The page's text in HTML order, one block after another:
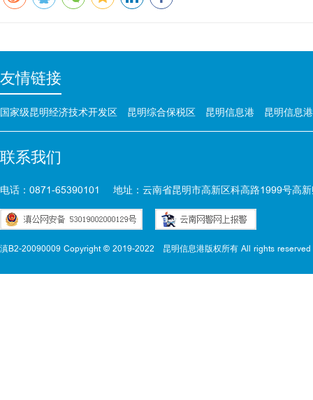
友情链接
国家级昆明经济技术开发区 昆明综合保税区 昆明信息港 昆明信息
联系我们
电话：0871-65390101 地址：云南省昆明市高新区科高路1999号高
滇B2-20090009 Copyright © 2019-2022 昆明信息港版权所有 All rights reserved